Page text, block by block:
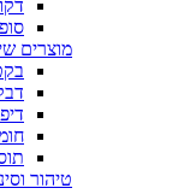
מוצרים
טיהור